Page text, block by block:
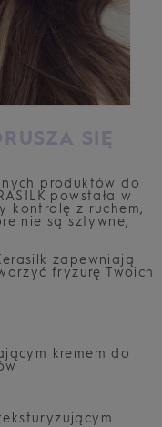
SIĘ
produktów do
powstała w
kontrolę z ruchem,
nie są sztywne,
zapewniają
fryzurę Twoich
kremem do